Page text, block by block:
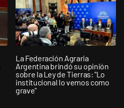
La Federación Agraria
Argentina brindó su opinión
sobre la Ley de Tierras: "Lo
institucional lo vemos como
grave"